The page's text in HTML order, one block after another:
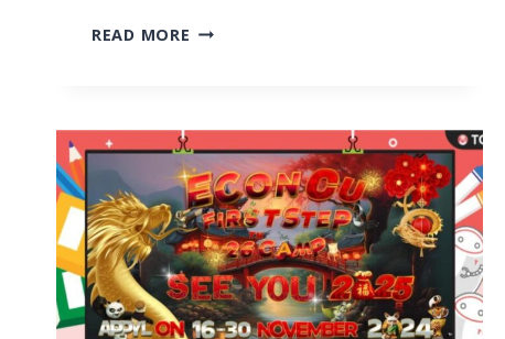
READ MORE